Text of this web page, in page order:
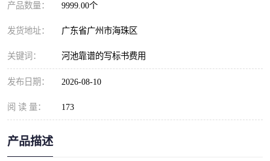
产品数量： 9999.00个
发货地址： 广东省广州市海珠区
关键词： 河池靠谱的写标书费用
发布日期： 2026-08-10
阅 读 量： 173
产品描述